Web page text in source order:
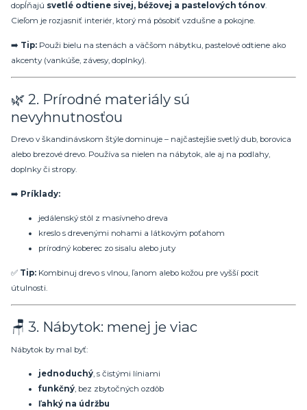
dopĺňajú svetlé odtiene sivej, béžovej a pastelových tónov.
Cieľom je rozjasniť interiér, ktorý má pôsobiť vzdušne a pokojne.
➡️ Tip: Použi bielu na stenách a väčšom nábytku, pastelové odtiene ako
akcenty (vankúše, závesy, doplnky).
🌿 2. Prírodné materiály sú
nevyhnutnosťou
Drevo v škandinávskom štýle dominuje – najčastejšie svetlý dub, borovica
alebo brezové drevo. Používa sa nielen na nábytok, ale aj na podlahy,
doplnky či stropy.
➡️ Príklady:
jedálenský stôl z masívneho dreva
kreslo s drevenými nohami a látkovým poťahom
prírodný koberec zo sisalu alebo juty
✅ Tip: Kombinuj drevo s vlnou, ľanom alebo kožou pre vyšší pocit
útulnosti.
🪑 3. Nábytok: menej je viac
Nábytok by mal byť:
jednoduchý, s čistými líniami
funkčný, bez zbytočných ozdôb
ľahký na údržbu